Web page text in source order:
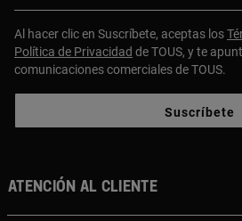
Al hacer clic en Suscríbete, aceptas los
Política de Privacidad de TOUS, y te
comunicaciones comerciales de TOUS.
Suscríbete
ATENCIÓN AL CLIENTE